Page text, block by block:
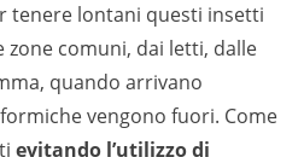
tenere lontani questi insetti
zone comuni, dai letti, dalle
quando arrivano
vengono fuori. Come
evitando l’utilizzo di